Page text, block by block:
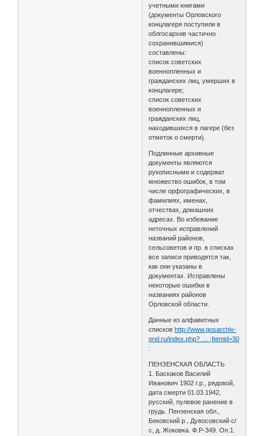
учетными книгами
(документы Орловского
концлагеря поступили в
облгосархив частично
сохранившимися)
составлены:
список советских
военнопленных и
гражданских лиц, умерших в
концлагере;
список советских
военнопленных и
гражданских лиц,
находившихся в лагере (без
отметок о смерти).
Подлинные архивные
документы являются
рукописными и содержат
множество ошибок, в том
числе орфографических, в
фамилиях, именах,
отчествах, домашних
адресах. Во избежание
неточных исправлений
названий районов,
сельсоветов и пр. в списках
все записи приводятся так,
как они указаны в
документах. Исправлены
некоторые ошибки в
названиях районов
Орловской области.
Данные из алфавитных
списковhttp://www.gosarchiv-
orel.ru/index.php? … ;Itemid=30
:
ПЕНЗЕНСКАЯ ОБЛАСТЬ
1. Баскаков Василий
Иванович 1902 г.р., рядовой,
дата смерти 01.03.1942,
русский, пулевое ранение в
грудь. Пензенская обл.,
Бековский р., Дувосовский с/
с, д. Жоковка. Ф.Р-349. Оп.1.